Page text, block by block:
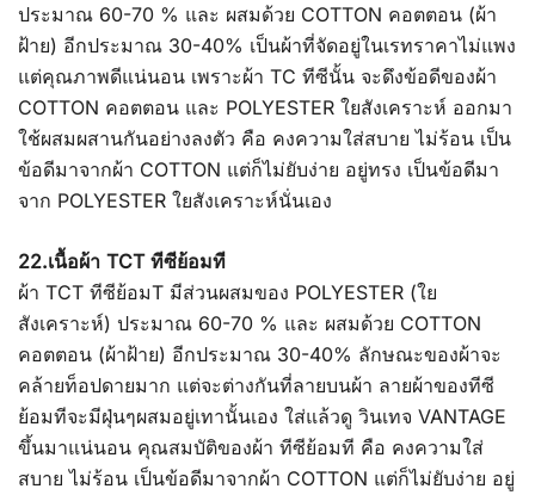
ประมาณ 60-70 % และ ผสมด้วย COTTON คอตตอน (ผ้า
ฝ้าย) อีกประมาณ 30-40% เป็นผ้าที่จัดอยู่ในเรทราคาไม่แพง
แต่คุณภาพดีแน่นอน เพราะผ้า TC ทีซีนั้น จะดึงข้อดีของผ้า
COTTON คอตตอน และ POLYESTER ใยสังเคราะห์ ออกมา
ใช้ผสมผสานกันอย่างลงตัว คือ คงความใส่สบาย ไม่ร้อน เป็น
ข้อดีมาจากผ้า COTTON แต่ก็ไม่ยับง่าย อยู่ทรง เป็นข้อดีมา
จาก POLYESTER ใยสังเคราะห์นั่นเอง
22.เนื้อผ้า TCT ทีซีย้อมที
ผ้า TCT ทีซีย้อมT มีส่วนผสมของ POLYESTER (ใย
สังเคราะห์) ประมาณ 60-70 % และ ผสมด้วย COTTON
คอตตอน (ผ้าฝ้าย) อีกประมาณ 30-40% ลักษณะของผ้าจะ
คล้ายท็อปดายมาก แต่จะต่างกันที่ลายบนผ้า ลายผ้าของทีซี
ย้อมทีจะมีฝุ่นๆผสมอยู่เทานั้นเอง ใส่แล้วดู วินเทจ VANTAGE
ขึ้นมาแน่นอน คุณสมบัติของผ้า ทีซีย้อมที คือ คงความใส่
สบาย ไม่ร้อน เป็นข้อดีมาจากผ้า COTTON แต่ก็ไม่ยับง่าย อยู่